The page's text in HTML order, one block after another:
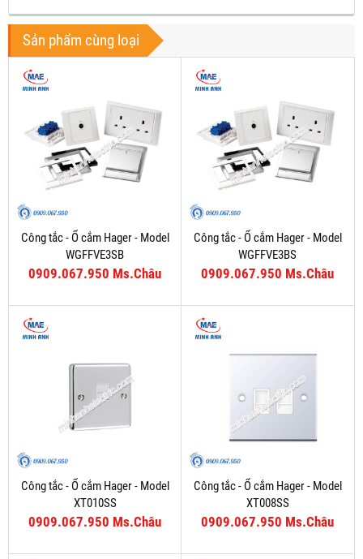
Sản phẩm cùng loại
Công tắc - Ổ cắm Hager - Model
WGFFVE3SB
0909.067.950 Ms.Châu
Công tắc - Ổ cắm Hager - Model
WGFFVE3BS
0909.067.950 Ms.Châu
Công tắc - Ổ cắm Hager - Model
XT010SS
0909.067.950 Ms.Châu
Công tắc - Ổ cắm Hager - Model
XT008SS
0909.067.950 Ms.Châu